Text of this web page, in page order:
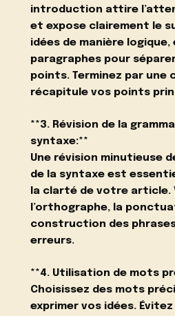
introduction attire
et expose clairement le
idées de manière
paragraphes pour
points. Terminez par une
récapitule vos points
**3. Révision de la
syntaxe:**
Une révision minutieuse
de la syntaxe est
la clarté de votre article.
l’orthographe, la
construction des
erreurs.
**4. Utilisation de mots
Choisissez des mots
exprimer vos idées.